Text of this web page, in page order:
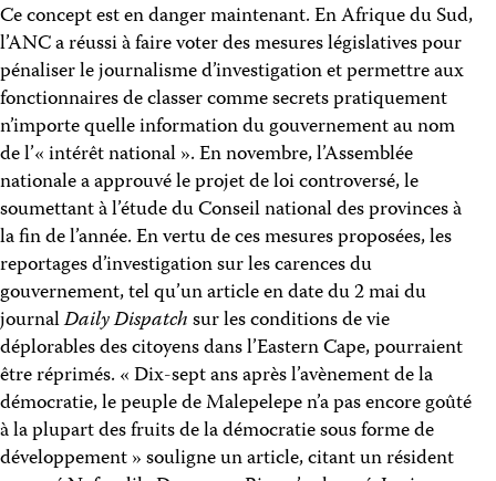
Ce concept est en danger maintenant. En Afrique du Sud,
l’ANC a réussi à faire voter des mesures législatives pour
pénaliser le journalisme d’investigation et permettre aux
fonctionnaires de classer comme secrets pratiquement
n’importe quelle information du gouvernement au nom
de l’« intérêt national ». En novembre, l’Assemblée
nationale a approuvé le projet de loi controversé, le
soumettant à l’étude du Conseil national des provinces à
la fin de l’année. En vertu de ces mesures proposées, les
reportages d’investigation sur les carences du
gouvernement, tel qu’un article en date du 2 mai du
journalDaily Dispatchsur les conditions de vie
déplorables des citoyens dans l’Eastern Cape, pourraient
être réprimés. « Dix-sept ans après l’avènement de la
démocratie, le peuple de Malepelepe n’a pas encore goûté
à la plupart des fruits de la démocratie sous forme de
développement » souligne un article, citant un résident